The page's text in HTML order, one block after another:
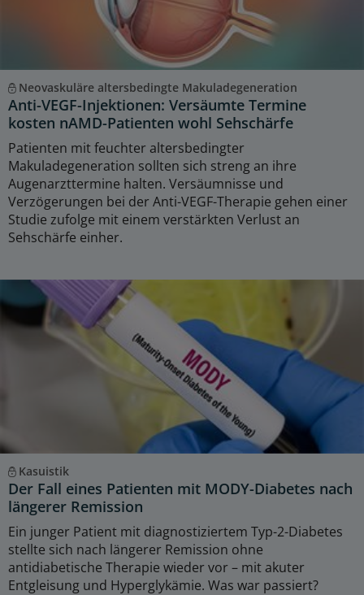
Neovaskuläre altersbedingte Makuladegeneration
Anti-VEGF-Injektionen: Versäumte Termine
kosten nAMD-Patienten wohl Sehschärfe
Patienten mit feuchter altersbedingter
Makuladegeneration sollten sich streng an ihre
Augenarzttermine halten. Versäumnisse und
Verzögerungen bei der Anti-VEGF-Therapie gehen einer
Studie zufolge mit einem verstärkten Verlust an
Sehschärfe einher.
Kasuistik
Der Fall eines Patienten mit MODY-Diabetes nach
längerer Remission
Ein junger Patient mit diagnostiziertem Typ-2-Diabetes
stellte sich nach längerer Remission ohne
antidiabetische Therapie wieder vor – mit akuter
Entgleisung und Hyperglykämie. Was war passiert?